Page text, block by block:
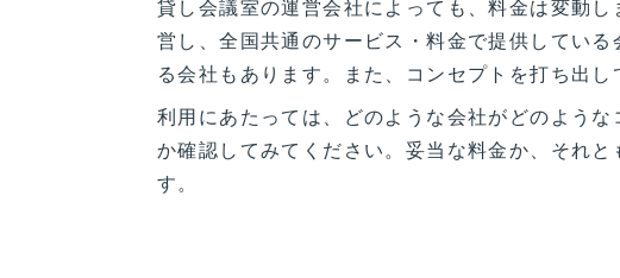
貸し会議室の運営会社によっても、料金は変動
営し、全国共通のサービス・料金で提供してい
る会社もあります。また、コンセプトを打ち出し
利用にあたっては、どのような会社がどのよう
か確認してみてください。妥当な料金か、それ
す。